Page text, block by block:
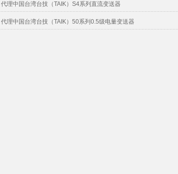
代理中国台湾台技（TAIK）S4系列直流变送器
代理中国台湾台技（TAIK）50系列0.5级电量变送器